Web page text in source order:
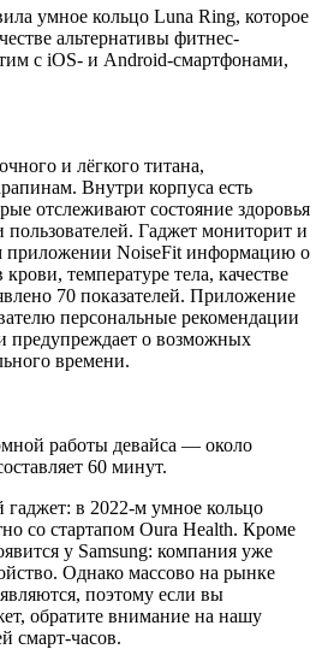
умное кольцо Luna Ring, которое
альтернативы фитнес-
с iOS- и Android-смартфонами,
и лёгкого титана,
Внутри корпуса есть
отслеживают состояние здоровья
пользователей. Гаджет мониторит и
приложении NoiseFit информацию о
температуре тела, качестве
70 показателей. Приложение
персональные рекомендации
предупреждает о возможных
времени.
работы девайса — около
60 минут.
в 2022-м умное кольцо
со стартапом Oura Health. Кроме
у Samsung: компания уже
Однако массово на рынке
поэтому если вы
обратите внимание на нашу
смарт-часов.